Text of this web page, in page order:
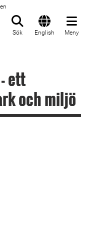
Sök English Meny
ett
och miljö